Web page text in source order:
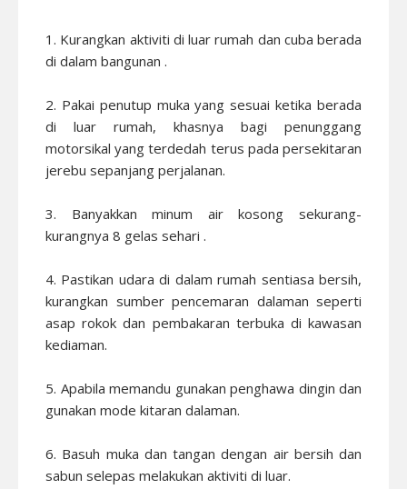
1. Kurangkan aktiviti di luar rumah dan cuba berada
di dalam bangunan .
2. Pakai penutup muka yang sesuai ketika berada
di luar rumah, khasnya bagi penunggang
motorsikal yang terdedah terus pada persekitaran
jerebu sepanjang perjalanan.
3. Banyakkan minum air kosong sekurang-
kurangnya 8 gelas sehari .
4. Pastikan udara di dalam rumah sentiasa bersih,
kurangkan sumber pencemaran dalaman seperti
asap rokok dan pembakaran terbuka di kawasan
kediaman.
5. Apabila memandu gunakan penghawa dingin dan
gunakan mode kitaran dalaman.
6. Basuh muka dan tangan dengan air bersih dan
sabun selepas melakukan aktiviti di luar.